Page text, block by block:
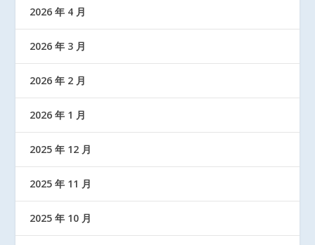
2026 年 4 月
2026 年 3 月
2026 年 2 月
2026 年 1 月
2025 年 12 月
2025 年 11 月
2025 年 10 月